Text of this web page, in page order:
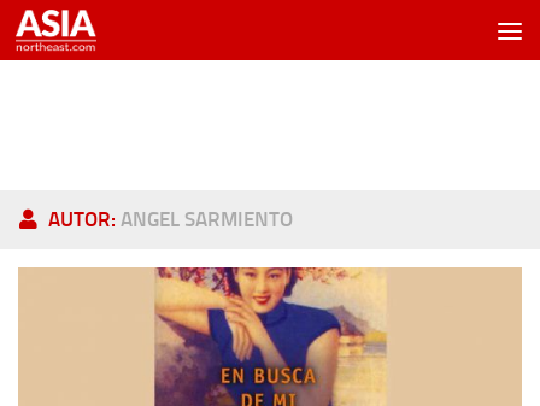
Saltar al contenido
AUTOR: ANGEL SARMIENTO